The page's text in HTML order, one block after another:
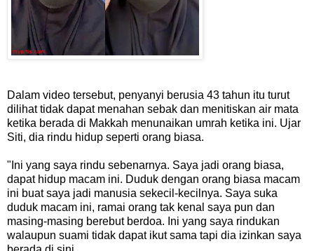
Dalam video tersebut, penyanyi berusia 43 tahun itu turut
dilihat tidak dapat menahan sebak dan menitiskan air mata
ketika berada di Makkah menunaikan umrah ketika ini. Ujar
Siti, dia rindu hidup seperti orang biasa.
"Ini yang saya rindu sebenarnya. Saya jadi orang biasa,
dapat hidup macam ini. Duduk dengan orang biasa macam
ini buat saya jadi manusia sekecil-kecilnya. Saya suka
duduk macam ini, ramai orang tak kenal saya pun dan
masing-masing berebut berdoa. Ini yang saya rindukan
walaupun suami tidak dapat ikut sama tapi dia izinkan saya